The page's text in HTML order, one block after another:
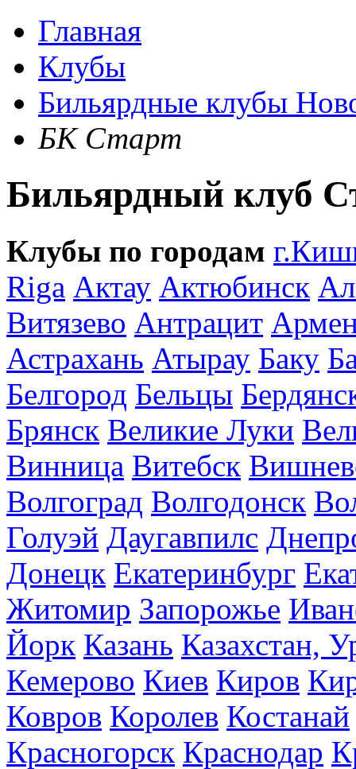
Главная
Клубы
Бильярдные клубы
БК Старт
Бильярдный клуб
Клубы по городам
Riga Актау Актюбинск
Витязево Антрацит
Астрахань Атырау Баку
Белгород Бельцы
Брянск Великие Луки
Винница Витебск
Волгоград Волгодонск
Голуэй Даугавпилс
Донецк Екатеринбург
Житомир Запорожье
Йорк Казань Казахстан,
Кемерово Киев Киров
Ковров Королев Костанай
Красногорск Краснодар